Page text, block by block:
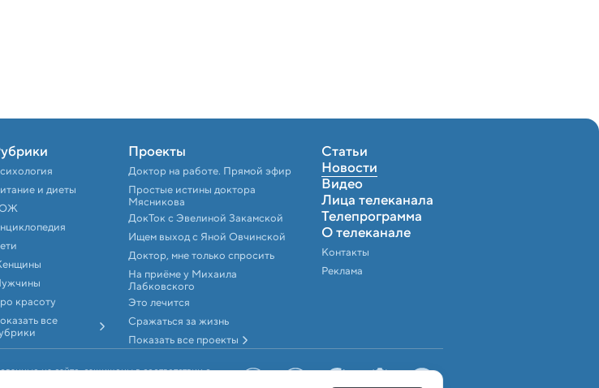
и диеты
красоту
все
Проекты
Доктор на работе. Прямой эфир
Простые истины доктора
Мясникова
ДокТок с Эвелиной Закамской
Ищем выход с Яной Овчинской
Доктор, мне только спросить
На приёме у Михаила
Лабковского
Это лечится
Сражаться за жизнь
Показать все проекты
Статьи
Новости
Видео
Лица телеканала
Телепрограмма
О телеканале
Контакты
Реклама
на сайте, защищены в соответствии с